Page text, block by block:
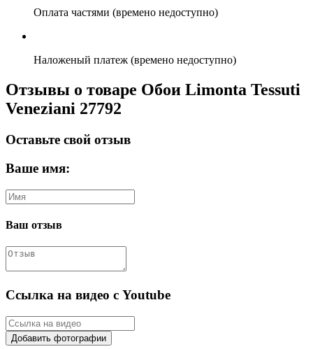
Оплата частями (времено недоступно)
Наложеный платеж (времено недоступно)
Отзывы о товаре Обои Limonta Tessuti
Veneziani 27792
Оставьте свой отзыв
Ваше имя:
Ваш отзыв
Ссылка на видео с Youtube
Добавить фотографии